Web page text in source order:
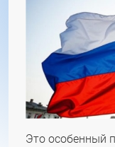
Это особенный